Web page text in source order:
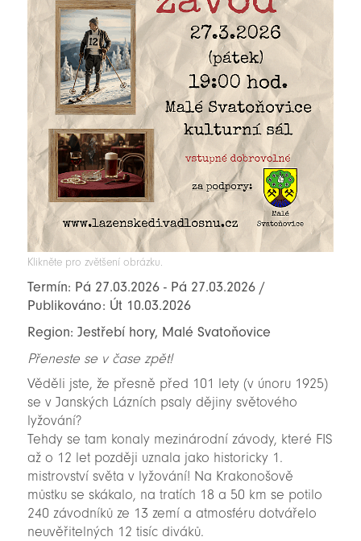
Klikněte pro zvětšení obrázku.
Termín: Pá 27.03.2026 - Pá 27.03.2026 /
Publikováno: Út 10.03.2026
Region: Jestřebí hory, Malé Svatoňovice
Přeneste se v čase zpět!
Věděli jste, že přesně před 101 lety (v únoru 1925)
se v Janských Lázních psaly dějiny světového
lyžování?
Tehdy se tam konaly mezinárodní závody, které FIS
až o 12 let později uznala jako historicky 1.
mistrovství světa v lyžování! Na Krakonošově
můstku se skákalo, na tratích 18 a 50 km se potilo
240 závodníků ze 13 zemí a atmosféru dotvářelo
neuvěřitelných 12 tisíc diváků.